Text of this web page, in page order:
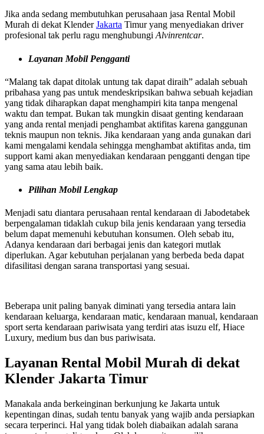
Jika anda sedang membutuhkan perusahaan jasa Rental Mobil
Murah di dekat KlenderJakarta Timur yang menyediakan driver
profesional tak perlu ragu menghubungi Alvinrentcar.
Layanan Mobil Pengganti
“Malang tak dapat ditolak untung tak dapat diraih” adalah sebuah
pribahasa yang pas untuk mendeskripsikan bahwa sebuah kejadian
yang tidak diharapkan dapat menghampiri kita tanpa mengenal
waktu dan tempat. Bukan tak mungkin disaat genting kendaraan
yang anda rental menjadi penghambat aktifitas karena ganggunan
teknis maupun non teknis. Jika kendaraan yang anda gunakan dari
kami mengalami kendala sehingga menghambat aktifitas anda, tim
support kami akan menyediakan kendaraan pengganti dengan tipe
yang sama atau lebih baik.
Pilihan Mobil Lengkap
Menjadi satu diantara perusahaan rental kendaraan di Jabodetabek
berpengalaman tidaklah cukup bila jenis kendaraan yang tersedia
belum dapat memenuhi kebutuhan konsumen. Oleh sebab itu,
Adanya kendaraan dari berbagai jenis dan kategori mutlak
diperlukan. Agar kebutuhan perjalanan yang berbeda beda dapat
difasilitasi dengan sarana transportasi yang sesuai.
Beberapa unit paling banyak diminati yang tersedia antara lain
kendaraan keluarga, kendaraan matic, kendaraan manual, kendaraan
sport serta kendaraan pariwisata yang terdiri atas isuzu elf, Hiace
Luxury, medium bus dan bus pariwisata.
Layanan Rental Mobil Murah di dekat
Klender Jakarta Timur
Manakala anda berkeinginan berkunjung ke Jakarta untuk
kepentingan dinas, sudah tentu banyak yang wajib anda persiapkan
secara terperinci. Hal yang tidak boleh diabaikan adalah sarana